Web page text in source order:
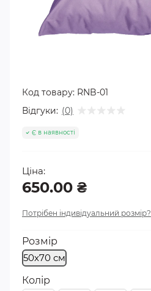
Код товару: RNB-01
Відгуки: (0)
Є в наявності
Ціна:
650.00 ₴
Потрібен індивідуальний розмір?
Розмір
50х70 см
Колір